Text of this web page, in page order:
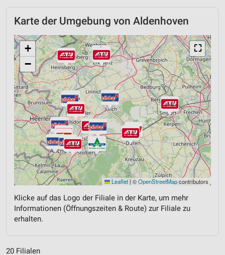
Karte der Umgebung von Aldenhoven
⛶
+
−
Leaflet | ©OpenStreetMapcontributors
Klicke auf das Logo der Filiale in der Karte, um mehr
Informationen (Öffnungszeiten & Route) zur Filiale zu
erhalten.
20 Filialen